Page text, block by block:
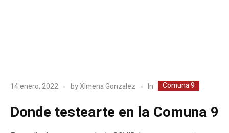
14 enero, 2022 byXimena Gonzalez In Comuna 9
Donde testearte en la Comuna 9